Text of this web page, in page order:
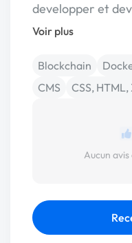
developper et
Voir plus
Blockchain
CMS
CSS, HTML,
Aucun